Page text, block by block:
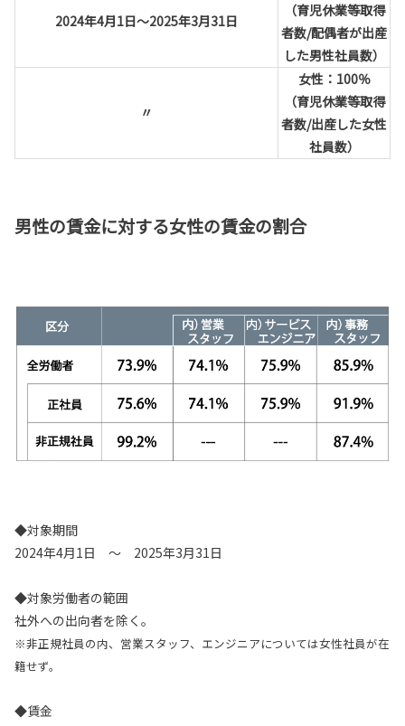
2024年4月1日～2025年3月31日
（育児休業等取得
者数/配偶者が出産
した男性社員数）
〃
女性：100％
（育児休業等取得
者数/出産した女性
社員数）
男性の賃金に対する女性の賃金の割合
◆対象期間
2024年4月1日 ～ 2025年3月31日
◆対象労働者の範囲
社外への出向者を除く。
※非正規社員の内、営業スタッフ、エンジニアについては女性社員が在
籍せず。
◆賃金